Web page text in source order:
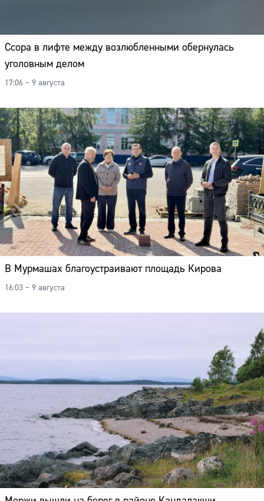
Ссора в лифте между возлюбленными обернулась
уголовным делом
17:06 – 9 августа
В Мурмашах благоустраивают площадь Кирова
16:03 – 9 августа